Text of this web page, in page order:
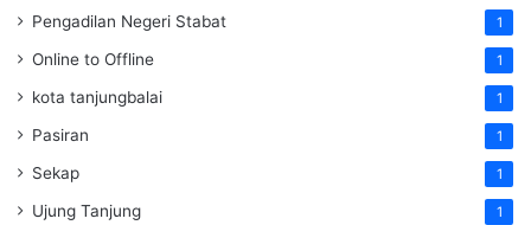
Pengadilan Negeri Stabat 1
Online to Offline 1
kota tanjungbalai 1
Pasiran 1
Sekap 1
Ujung Tanjung 1